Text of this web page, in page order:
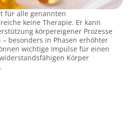
für alle genannten
keine Therapie. Er kann
körpereigener Prozesse
besonders in Phasen erhöhter
wichtige Impulse für einen
Körper